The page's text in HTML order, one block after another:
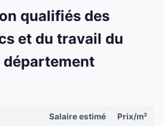
qualifiés des
et du travail du
département
Salaire estimé Prix/m²